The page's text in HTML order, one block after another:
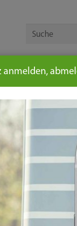
anmelden,